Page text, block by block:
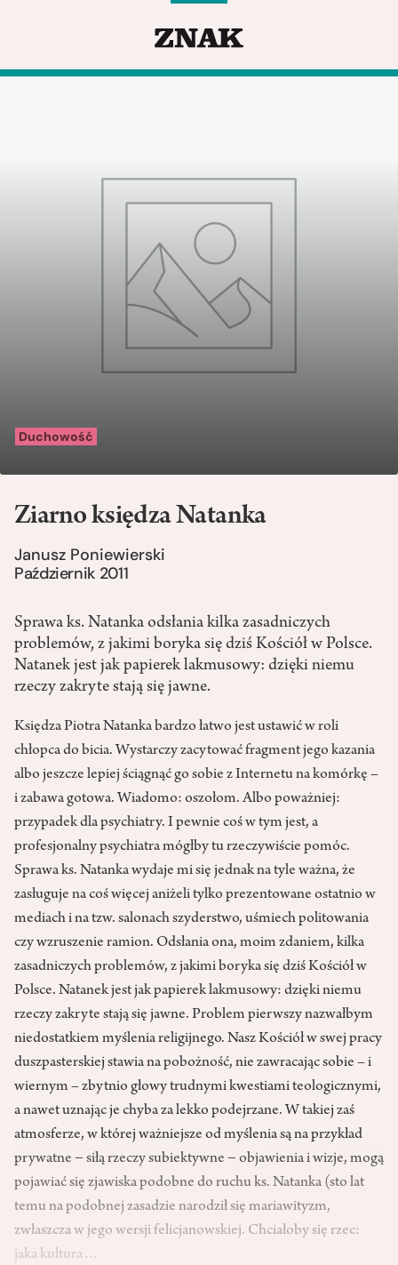
Duchowość
Ziarno księdza Natanka
Janusz Poniewierski
Październik 2011
Sprawa ks. Natanka odsłania kilka zasadniczych
problemów, z jakimi boryka się dziś Kościół w Polsce.
Natanek jest jak papierek lakmusowy: dzięki niemu
rzeczy zakryte stają się jawne.
Księdza Piotra Natanka bardzo łatwo jest ustawić w roli
chłopca do bicia. Wystarczy zacytować fragment jego kazania
albo jeszcze lepiej ściągnąć go sobie z Internetu na komórkę –
i zabawa gotowa. Wiadomo: oszołom. Albo poważniej:
przypadek dla psychiatry. I pewnie coś w tym jest, a
profesjonalny psychiatra mógłby tu rzeczywiście pomóc.
Sprawa ks. Natanka wydaje mi się jednak na tyle ważna, że
zasługuje na coś więcej aniżeli tylko prezentowane ostatnio w
mediach i na tzw. salonach szyderstwo, uśmiech politowania
czy wzruszenie ramion. Odsłania ona, moim zdaniem, kilka
zasadniczych problemów, z jakimi boryka się dziś Kościół w
Polsce. Natanek jest jak papierek lakmusowy: dzięki niemu
rzeczy zakryte stają się jawne. Problem pierwszy nazwałbym
niedostatkiem myślenia religijnego. Nasz Kościół w swej pracy
duszpasterskiej stawia na pobożność, nie zawracając sobie – i
wiernym – zbytnio głowy trudnymi kwestiami teologicznymi,
a nawet uznając je chyba za lekko podejrzane. W takiej zaś
atmosferze, w której ważniejsze od myślenia są na przykład
prywatne − siłą rzeczy subiektywne − objawienia i wizje, mogą
pojawiać się zjawiska podobne do ruchu ks. Natanka (sto lat
temu na podobnej zasadzie narodził się mariawityzm,
zwłaszcza w jego wersji felicjanowskiej. Chciałoby się rzec:
jaka kultura…